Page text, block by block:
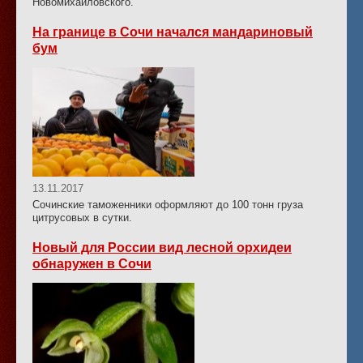
На границе в Сочи начался мандариновый
бум
13.11.2017
Сочинские таможенники оформляют до 100 тонн груза
цитрусовых в сутки.
Новый для России вид лесной орхидеи
обнаружен в Сочи